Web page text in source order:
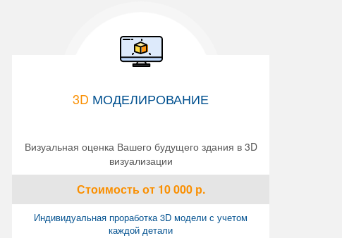
3D МОДЕЛИРОВАНИЕ
Визуальная оценка Вашего будущего здания в 3D
визуализации
Стоимостьот 10 000р.
Индивидуальная проработка 3D модели с учетом
каждой детали